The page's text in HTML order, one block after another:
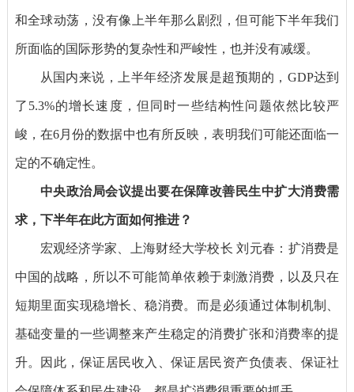
和全球动荡，没有像上半年那么剧烈，但可能下半年我们
所面临的国际形势的复杂性和严峻性，也并没有减缓。
从国内来说，上半年经济发展是超预期的，GDP达到
了5.3%的增长速度，但同时一些结构性问题依然比较严
峻，在6月份的数据中也有所反映，表明我们可能还面临一
定的不确定性。
中央政治局会议提出要在保障改善民生中扩大消费需
求，下半年在此方面如何推进？
宏观经济学家、上海财经大学校长 刘元春： 扩消费是
中国的战略，所以不可能简单依赖于刺激消费，以及只在
短期里面实现稳增长、稳消费。而是必须通过体制机制、
基础变量的一些调整来产生稳定的消费扩张和消费率的提
升。因此，保证居民收入、保证居民资产负债表、保证社